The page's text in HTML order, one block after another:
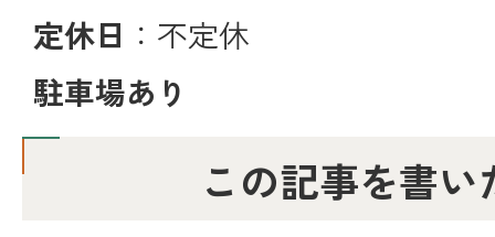
定休日 ：不定休
駐車場あり
この記事を書